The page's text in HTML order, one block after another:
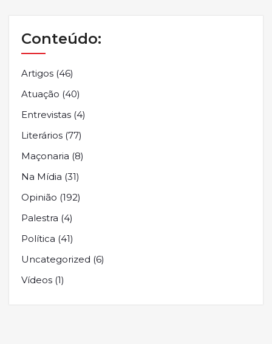
Conteúdo:
Artigos (46)
Atuação (40)
Entrevistas (4)
Literários (77)
Maçonaria (8)
Na Mídia (31)
Opinião (192)
Palestra (4)
Política (41)
Uncategorized (6)
Vídeos (1)